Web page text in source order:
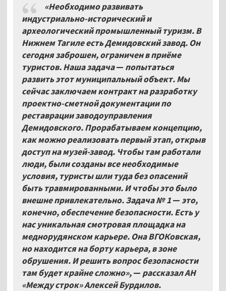
«Необходимо развивать
индустриально-исторический и
археологический промышленный туризм. В
Нижнем Тагиле есть Демидовский завод. Он
сегодня заброшен, ограничен в приёме
туристов. Наша задача— попытаться
развить этот муниципальный объект. Мы
сейчас заключаем контракт на разработку
проектно-сметной документации по
реставрации заводоуправления
Демидовского. Прорабатываем концепцию,
как можно реализовать первый этап, открыв
доступ на музей-завод. Чтобы там работали
люди, были созданы все необходимые
условия, туристы шли туда без опасений
быть травмированными. И чтобы это было
внешне привлекательно. Задача № 1—это,
конечно, обеспечение безопасности. Есть у
нас уникальная смотровая площадка на
меднорудянском карьере. Она ВГОКовская,
но находится на борту карьера, в зоне
обрушения. И решить вопрос безопасности
там будет крайне сложно»,— рассказал АН
«Между строк» Алексей Бурдилов.